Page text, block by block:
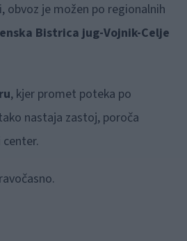
obvoz je možen po regionalnih
Bistrica jug-Vojnik-Celje
, kjer promet poteka po
nastaja zastoj, poroča